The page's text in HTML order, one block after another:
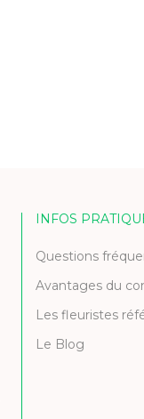
INFOS
Questions
Avantages du
Les fleuristes
Le Blog